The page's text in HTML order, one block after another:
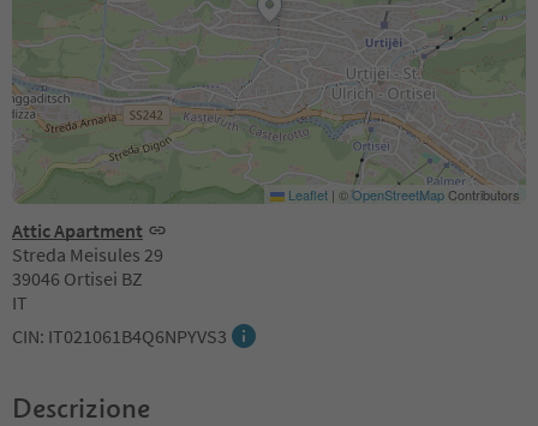
Attic Apartment
Streda Meisules 29
39046 Ortisei BZ
IT
CIN: IT021061B4Q6NPYVS3
Leaflet | ©OpenStreetMapContributors
Descrizione